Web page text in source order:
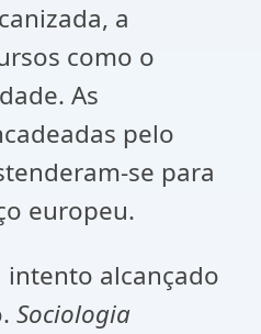
a
como o
As
pelo
se para
europeu.
intento alcançado
Sociologia